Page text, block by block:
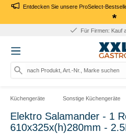
Entdecken Sie unsere ProSelect-
*
Für Firmen: Kauf
nach Produkt, Art.-Nr., Marke suchen
Küchengeräte Sonstige Küchengeräte
Elektro Salamander - 1
610x325x(h)280mm -